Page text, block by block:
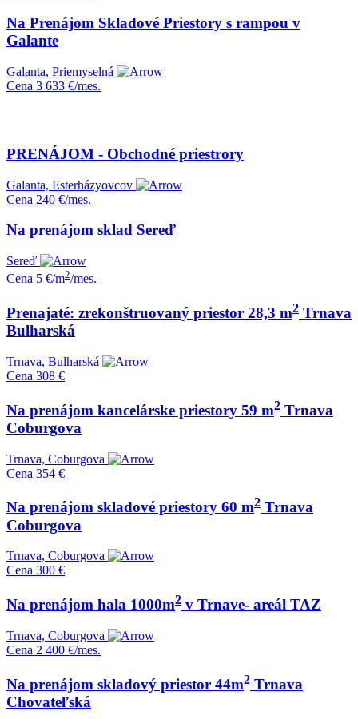
Na Prenájom Skladové Priestory s rampou v
Galante
Galanta, Priemyselná
Cena 3 633 €/mes.
PRENÁJOM - Obchodné priestrory
Galanta, Esterházyovcov
Cena 240 €/mes.
Na prenájom sklad Sereď
Sereď
Cena 5 €/m2/mes.
Prenajaté: zrekonštruovaný priestor 28,3 m2 Trnava
Bulharská
Trnava, Bulharská
Cena 308 €
Na prenájom kancelárske priestory 59 m2 Trnava
Coburgova
Trnava, Coburgova
Cena 354 €
Na prenájom skladové priestory 60 m2 Trnava
Coburgova
Trnava, Coburgova
Cena 300 €
Na prenájom hala 1000m2 v Trnave- areál TAZ
Trnava, Coburgova
Cena 2 400 €/mes.
Na prenájom skladový priestor 44m2 Trnava
Chovateľská